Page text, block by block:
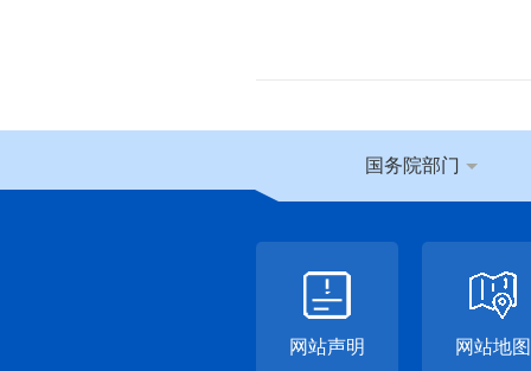
国务院部门
网站声明 网站地图